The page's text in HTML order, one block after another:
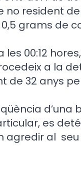
no resident
grams de
les 00:12
a la
de 32 anys
d’una
es
agredir al